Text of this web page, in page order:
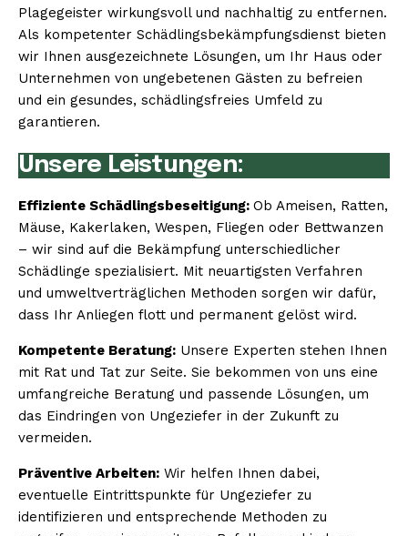
Plagegeister wirkungsvoll und nachhaltig zu entfernen.
Als kompetenter Schädlingsbekämpfungsdienst bieten
wir Ihnen ausgezeichnete Lösungen, um Ihr Haus oder
Unternehmen von ungebetenen Gästen zu befreien
und ein gesundes, schädlingsfreies Umfeld zu
garantieren.
Unsere Leistungen:
Effiziente Schädlingsbeseitigung: Ob Ameisen, Ratten,
Mäuse, Kakerlaken, Wespen, Fliegen oder Bettwanzen
– wir sind auf die Bekämpfung unterschiedlicher
Schädlinge spezialisiert. Mit neuartigsten Verfahren
und umweltverträglichen Methoden sorgen wir dafür,
dass Ihr Anliegen flott und permanent gelöst wird.
Kompetente Beratung: Unsere Experten stehen Ihnen
mit Rat und Tat zur Seite. Sie bekommen von uns eine
umfangreiche Beratung und passende Lösungen, um
das Eindringen von Ungeziefer in der Zukunft zu
vermeiden.
Präventive Arbeiten: Wir helfen Ihnen dabei,
eventuelle Eintrittspunkte für Ungeziefer zu
identifizieren und entsprechende Methoden zu